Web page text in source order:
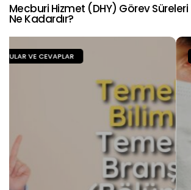
Mecburi Hizmet (DHY) Görev Süreleri
Ne Kadardır?
TIP FAKÜLTESI | SORULAR VE CEVAPLAR